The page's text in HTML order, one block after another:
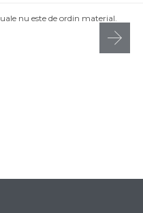
nu este de ordin material.